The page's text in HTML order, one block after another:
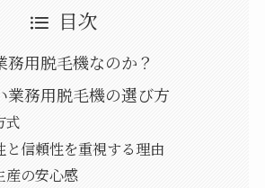
目次
務用脱毛機なのか？
業務用脱毛機の選び方
式
と信頼性を重視する理由
産の安心感